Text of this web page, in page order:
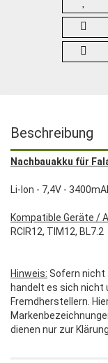
Beschreibung
Nachbauakku für
Li-Ion - 7,4V -
Kompatible Geräte /
RCIR12, TIM12, BL7.2
Hinweis: Sofern nicht
handelt es sich nicht
Fremdherstellern.
dienen nur zur